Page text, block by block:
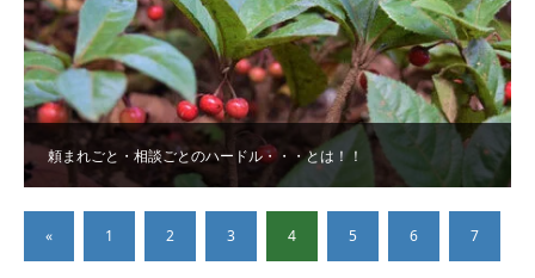
頼まれごと・相談ごとのハードル・・・とは！！
« 1 2 3 4 5 6 7